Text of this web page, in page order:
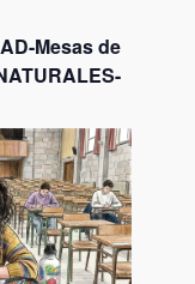
Mesas de